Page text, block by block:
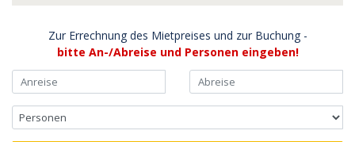
Zur Errechnung des Mietpreises und zur Buchung -
bitte An-/Abreise und Personen eingeben!